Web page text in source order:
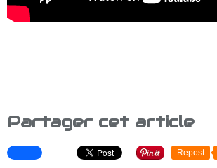
Partager cet article
Repost